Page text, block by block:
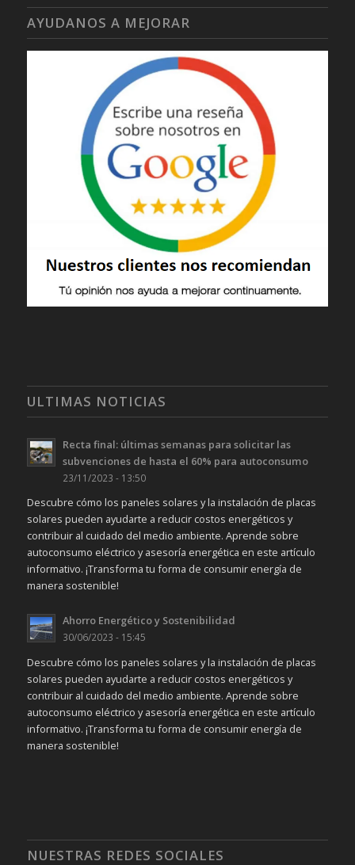
AYUDANOS A MEJORAR
ULTIMAS NOTICIAS
Recta final: últimas semanas para solicitar las
subvenciones de hasta el 60% para autoconsumo
23/11/2023 - 13:50
Descubre cómo los paneles solares y la instalación de placas
solares pueden ayudarte a reducir costos energéticos y
contribuir al cuidado del medio ambiente. Aprende sobre
autoconsumo eléctrico y asesoría energética en este artículo
informativo. ¡Transforma tu forma de consumir energía de
manera sostenible!
Ahorro Energético y Sostenibilidad
30/06/2023 - 15:45
Descubre cómo los paneles solares y la instalación de placas
solares pueden ayudarte a reducir costos energéticos y
contribuir al cuidado del medio ambiente. Aprende sobre
autoconsumo eléctrico y asesoría energética en este artículo
informativo. ¡Transforma tu forma de consumir energía de
manera sostenible!
NUESTRAS REDES SOCIALES